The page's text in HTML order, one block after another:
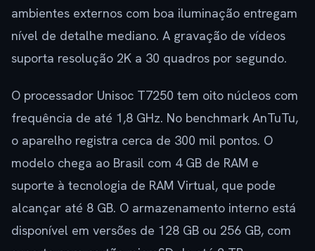
ambientes externos com boa iluminação entregam
nível de detalhe mediano. A gravação de vídeos
suporta resolução 2K a 30 quadros por segundo.
O processador Unisoc T7250 tem oito núcleos com
frequência de até 1,8 GHz. No benchmark AnTuTu,
o aparelho registra cerca de 300 mil pontos. O
modelo chega ao Brasil com 4 GB de RAM e
suporte à tecnologia de RAM Virtual, que pode
alcançar até 8 GB. O armazenamento interno está
disponível em versões de 128 GB ou 256 GB, com